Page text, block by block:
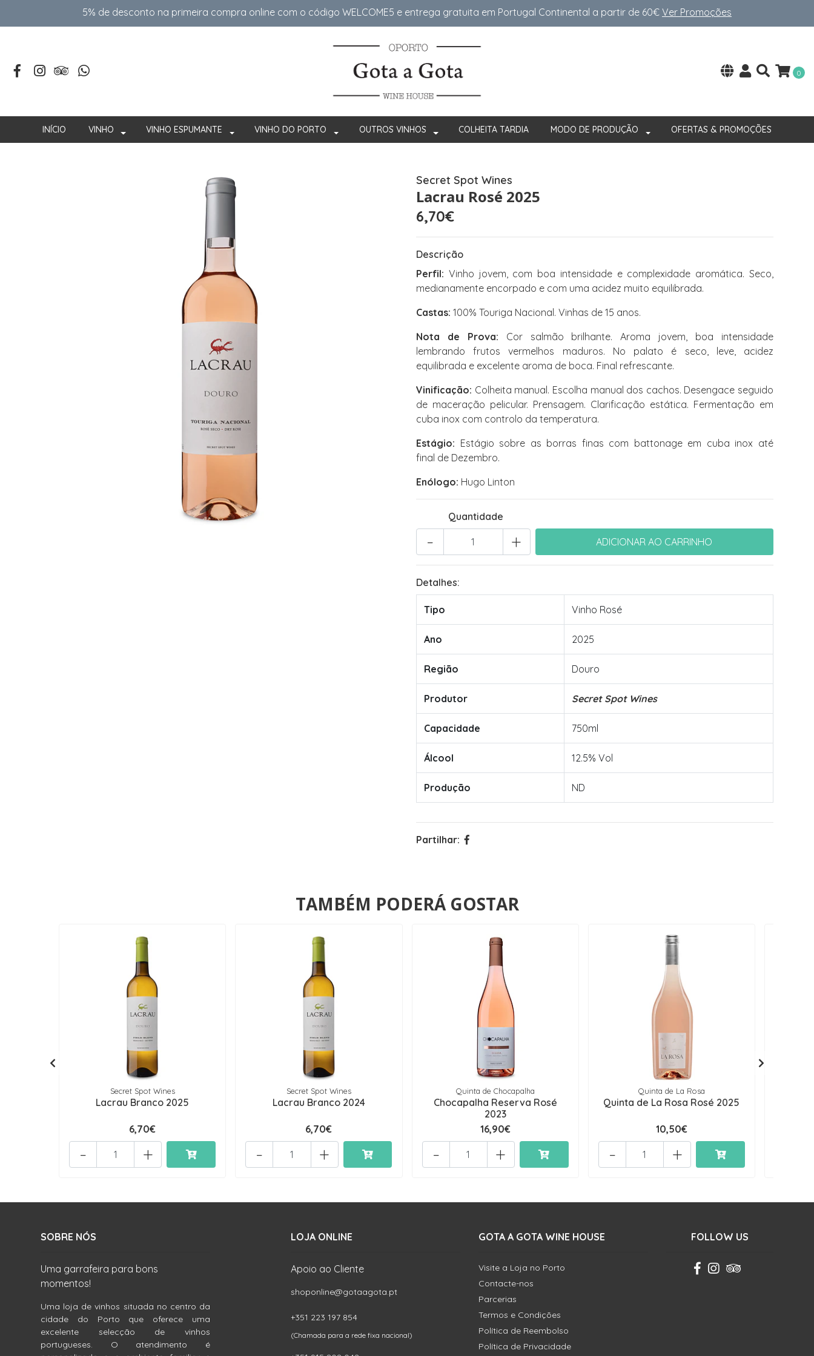
5% de desconto na primeira compra online com o código WELCOME5 e entrega gratuita em Portugal Continental a partir de 60€ Ver Promoções
0
INÍCIO VINHO VINHO ESPUMANTE VINHO DO PORTO OUTROS VINHOS COLHEITA TARDIA MODO DE PRODUÇÃO OFERTAS & PROMOÇÕES
Secret Spot Wines
Lacrau Rosé 2025
6,70€
Descrição
Perfil: Vinho jovem, com boa intensidade e complexidade aromática. Seco,
medianamente encorpado e com uma acidez muito equilibrada.
Castas: 100% Touriga Nacional. Vinhas de 15 anos.
Nota de Prova: Cor salmão brilhante. Aroma jovem, boa intensidade
lembrando frutos vermelhos maduros. No palato é seco, leve, acidez
equilibrada e excelente aroma de boca. Final refrescante.
Vinificação: Colheita manual. Escolha manual dos cachos. Desengace seguido
de maceração pelicular. Prensagem. Clarificação estática. Fermentação em
cuba inox com controlo da temperatura.
Estágio: Estágio sobre as borras finas com battonage em cuba inox até
final de Dezembro.
Enólogo: Hugo Linton
Quantidade
+
-
Detalhes:
Tipo Vinho Rosé
Ano 2025
Região Douro
Produtor Secret Spot Wines
Capacidade 750ml
Álcool 12.5% Vol
Produção ND
Partilhar:
TAMBÉM PODERÁ GOSTAR
Secret Spot Wines
Lacrau Branco 2025
6,70€
+
-
Secret Spot Wines
Lacrau Branco 2024
6,70€
+
-
Quinta de Chocapalha
Chocapalha Reserva Rosé
2023
16,90€
+
-
Quinta de La Rosa
Quinta de La Rosa Rosé 2025
10,50€
+
-
SOBRE NÓS
Uma garrafeira para bons
momentos!
Uma loja de vinhos situada no centro da
cidade do Porto que oferece uma
excelente selecção de vinhos
portugueses. O atendimento é
LOJA ONLINE
Apoio ao Cliente
shoponline@gotaagota.pt
+351 223 197 854
(Chamada para a rede fixa nacional)
GOTA A GOTA WINE HOUSE
Visite a Loja no Porto
Contacte-nos
Parcerias
Termos e Condições
Política de Reembolso
Política de Privacidade
FOLLOW US